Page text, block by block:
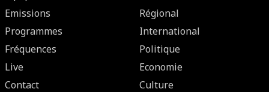
Emissions
Programmes
Fréquences
Live
Contact
Régional
International
Politique
Economie
Culture